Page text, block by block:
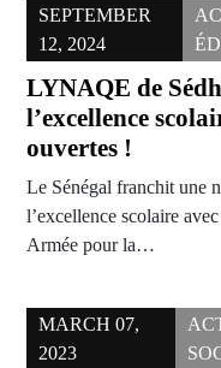
SEPTEMBER
12, 2024
LYNAQE de
l’excellence
ouvertes !
Le Sénégal franchit une
l’excellence scolaire
Armée pour la…
MARCH 07,
2023